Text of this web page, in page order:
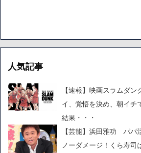
人気記事
【速報】映画スラムダ
イ、覚悟を決め、朝イチ
結果・・・
【芸能】浜田雅功 パパ
ノーダメージ！くら寿司